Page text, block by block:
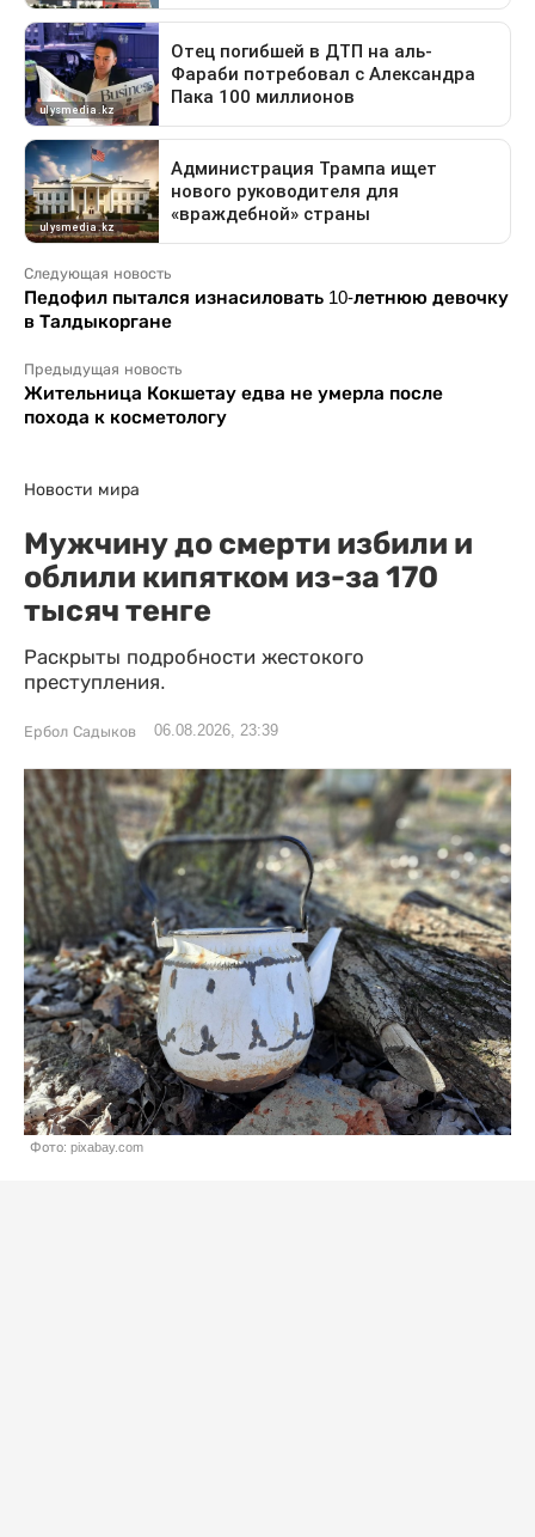
Следующая новость
Педофил пытался изнасиловать 10-летнюю девочку
в Талдыкоргане
Предыдущая новость
Жительница Кокшетау едва не умерла после
похода к косметологу
Новости мира
Мужчину до смерти избили и
облили кипятком из-за 170
тысяч тенге
Раскрыты подробности жестокого
преступления.
Ербол Садыков 06.08.2026, 23:39
Фото: pixabay.com